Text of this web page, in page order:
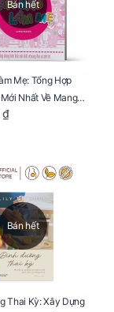
Bán hết
Mẹ: Tổng Hợp
Nhất Về Mang
Nở Cho Mẹ Bầu
₫
Bán hết
Thai Kỳ: Xây Dựng